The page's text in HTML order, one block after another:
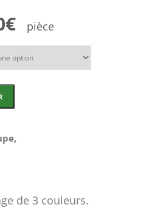
€ pièce
de 3 couleurs.